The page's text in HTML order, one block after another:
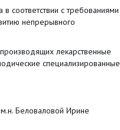
соответствии с требованиями
непрерывного
лекарственные
специализированные
Беловаловой Ирине